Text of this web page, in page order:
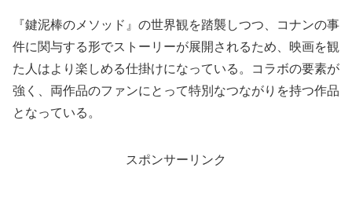
『鍵泥棒のメソッド』の世界観を踏襲しつつ、コナンの事
件に関与する形でストーリーが展開されるため、映画を観
た人はより楽しめる仕掛けになっている。コラボの要素が
強く、両作品のファンにとって特別なつながりを持つ作品
となっている。
スポンサーリンク